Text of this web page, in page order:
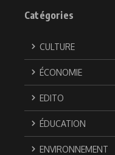
Catégories
CULTURE
ÉCONOMIE
EDITO
ÉDUCATION
ENVIRONNEMENT